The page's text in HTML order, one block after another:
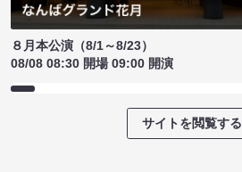
８月本公演（8/1～8/23）
08/08 08:30 開場 09:00 開演
サイトを閲覧する